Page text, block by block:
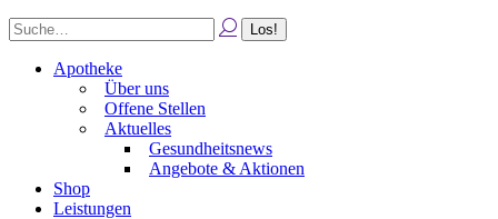
Apotheke
Über uns
Offene Stellen
Aktuelles
Gesundheitsnews
Angebote & Aktionen
Shop
Leistungen